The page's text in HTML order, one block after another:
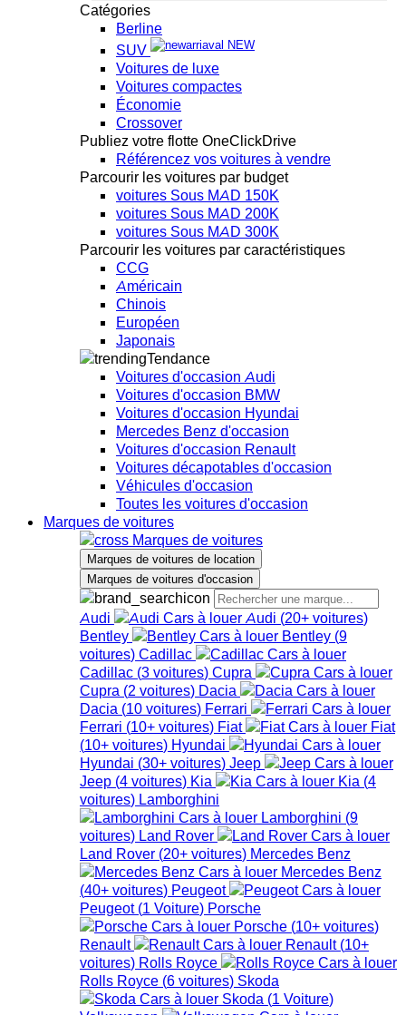
Catégories
Berline
SUV
NEW
Voitures de luxe
Voitures compactes
Économie
Crossover
Publiez votre flotte OneClickDrive
Référencez vos voitures à vendre
Parcourir les voitures par budget
voitures Sous MAD 150K
voitures Sous MAD 200K
voitures Sous MAD 300K
Parcourir les voitures par caractéristiques
CCG
Américain
Chinois
Européen
Japonais
Tendance
Voitures d'occasion Audi
Voitures d'occasion BMW
Voitures d'occasion Hyundai
Mercedes Benz d'occasion
Voitures d'occasion Renault
Voitures décapotables d'occasion
Véhicules d'occasion
Toutes les voitures d'occasion
Marques de voitures
Marques de voitures
Marques de voitures de location
Marques de voitures d'occasion
Audi Audi (20+ voitures)
Bentley
Bentley (9
voitures) Cadillac
Cadillac (3 voitures) Cupra
Cupra (2 voitures) Dacia
Dacia (10 voitures) Ferrari
Ferrari (10+ voitures) Fiat
Fiat
(10+ voitures) Hyundai
Hyundai (30+ voitures) Jeep
Jeep (4 voitures) Kia Kia (4
voitures) Lamborghini
Lamborghini (9
voitures) Land Rover
Land Rover (20+ voitures) Mercedes Benz
Mercedes Benz
(40+ voitures) Peugeot
Peugeot (1 Voiture) Porsche
Porsche (10+ voitures)
Renault
Renault (10+
voitures) Rolls Royce
Rolls Royce (6 voitures) Skoda
Skoda (1 Voiture)